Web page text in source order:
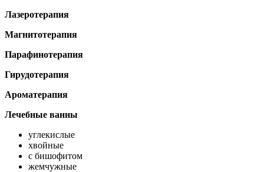
Лазеротерапия
Магнитотерапия
Парафинотерапия
Гирудотерапия
Ароматерапия
Лечебные ванны
углекислые
хвойные
с бишофитом
жемчужные